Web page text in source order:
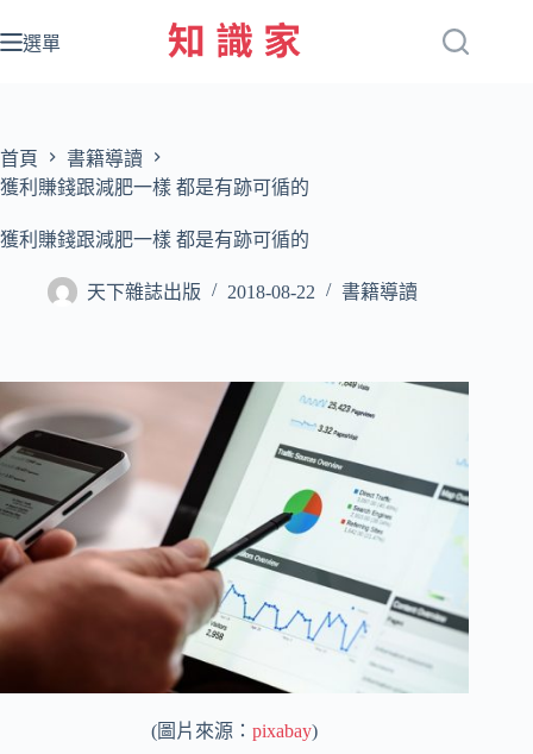
至
容
選單
首頁
書籍導讀
獲利賺錢跟減肥一樣 都是有跡可循的
獲利賺錢跟減肥一樣 都是有跡可循的
天下雜誌出版 2018-08-22 書籍導讀
(圖片來源：pixabay)